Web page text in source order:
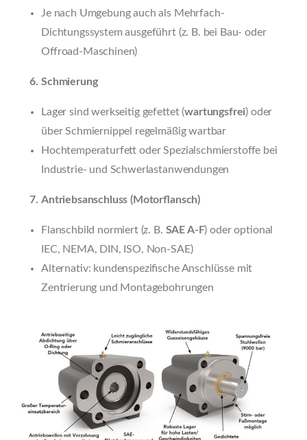
Je nach Umgebung auch als Mehrfach-
Dichtungssystem ausgeführt (z. B. bei Bau- oder
Offroad-Maschinen)
Schmierung
Lager sind werkseitig gefettet (wartungsfrei) oder
über Schmiernippel regelmäßig wartbar
Hochtemperaturfett oder Spezialschmierstoffe bei
Industrie- und Schwerlastanwendungen
Antriebsanschluss (Motorflansch)
Flanschbild normiert (z. B. SAE A-F) oder optional
IEC, NEMA, DIN, ISO, Non-SAE)
Alternativ: kundenspezifische Anschlüsse mit
Zentrierung und Montagebohrungen